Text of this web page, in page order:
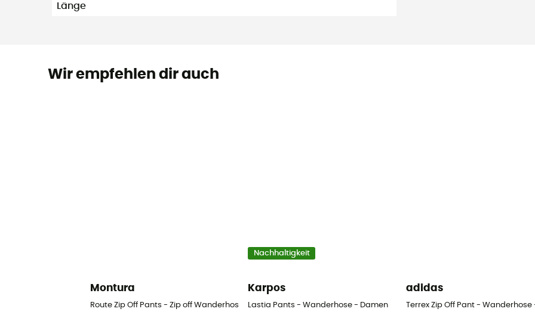
Länge
Wir empfehlen dir auch
Montura
Route Zip Off Pants - Zip off Wanderhose - Damen
Nachhaltigkeit
Karpos
Lastia Pants - Wanderhose - Damen
adidas
Terrex Zip Off Pant - Wanderhose